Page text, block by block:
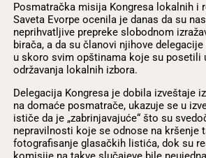
Posmatračka misija Kongresa lokalnih i
Saveta Evorpe ocenila je danas da su
neprihvatljive prepreke slobodnom
birača, a da su članovi njihove
u skoro svim opštinama koje su posetili
održavanja lokalnih izbora.
Delegacija Kongresa je dobila izveštaje
na domaće posmatrače, ukazuje se u
ističe da je „zabrinjavajuće“ što su
nepravilnosti koje se odnose na kršenje
fotografisanje glasačkih listića, dok su